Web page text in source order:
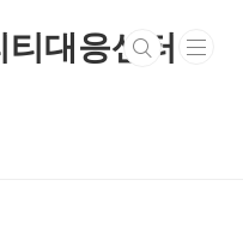
대응센터